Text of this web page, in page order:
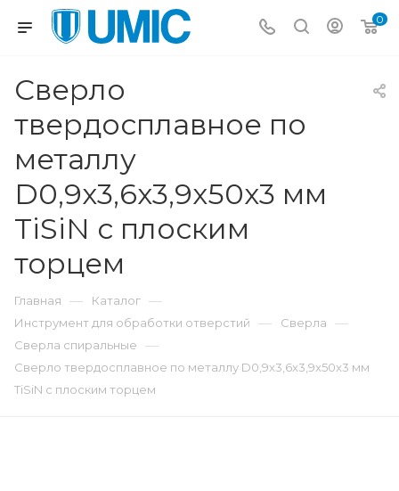
0
Сверло
твердосплавное по
металлу
D0,9x3,6x3,9x50x3 мм
TiSiN с плоским
торцем
Главная — Каталог —
Инструмент для обработки отверстий — Сверла —
Сверла спиральные —
Сверло твердосплавное по металлу D0,9x3,6x3,9x50x3 мм
TiSiN с плоским торцем